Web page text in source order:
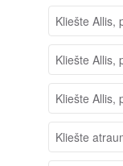
Kliešte Allis,
Kliešte Allis,
Kliešte Allis,
Kliešte